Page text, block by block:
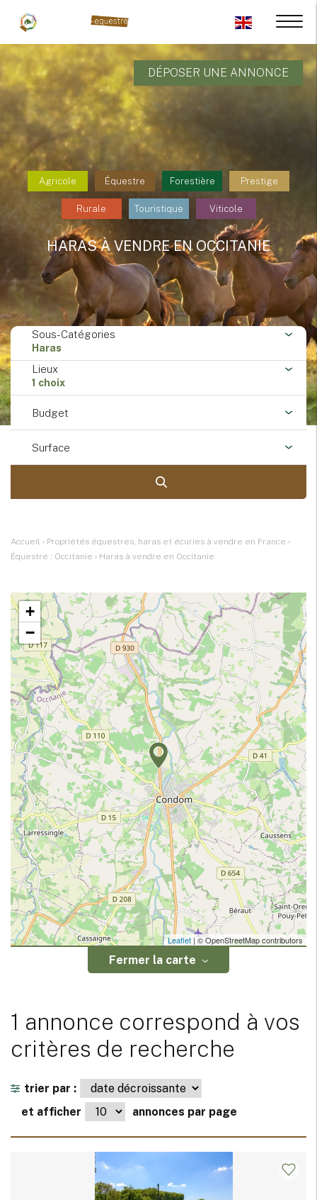
DÉPOSER UNE ANNONCE
Agricole Équestre Forestière Prestige
Rurale Touristique Viticole
HARAS À VENDRE EN OCCITANIE
Sous-Catégories
Haras
Lieux
1 choix
Budget
Surface
Accueil › Propriétés équestres, haras et écuries à vendre en France ›
Équestre : Occitanie › Haras à vendre en Occitanie
+
−
Leaflet | © OpenStreetMap contributors
Fermer la carte
1 annonce correspond à vos
critères de recherche
trier par :
et afficher
annonces par page